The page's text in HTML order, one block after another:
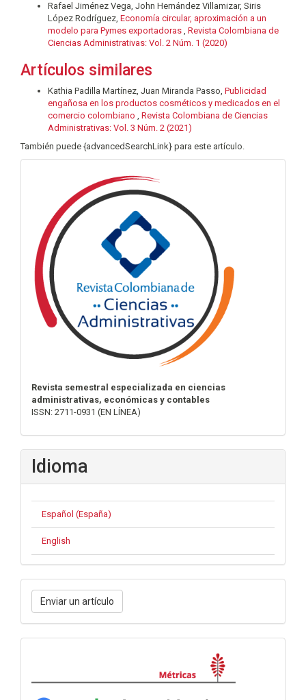
Rafael Jiménez Vega, John Hernández Villamizar, Siris
López Rodríguez, Economía circular, aproximación a un
modelo para Pymes exportadoras , Revista Colombiana de
Ciencias Administrativas: Vol. 2 Núm. 1 (2020)
Artículos similares
Kathia Padilla Martínez, Juan Miranda Passo, Publicidad
engañosa en los productos cosméticos y medicados en el
comercio colombiano , Revista Colombiana de Ciencias
Administrativas: Vol. 3 Núm. 2 (2021)
También puede {advancedSearchLink} para este artículo.
Revista semestral especializada en ciencias
administrativas, económicas y contables
ISSN: 2711-0931 (EN LÍNEA)
Idioma
Español (España)
English
Enviar
un
artículo
Enviar un artículo